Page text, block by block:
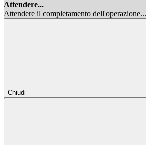
Attendere...
Attendere il completamento dell'operazione...
Chiudi